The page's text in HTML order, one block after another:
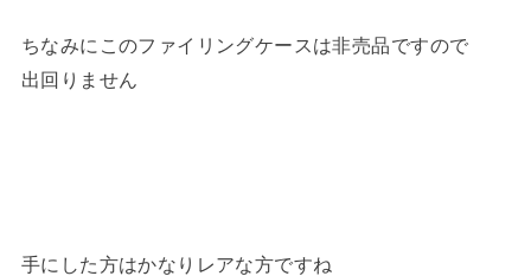
ちなみにこのファイリングケースは非売品ですので
出回りません
手にした方はかなりレアな方ですね